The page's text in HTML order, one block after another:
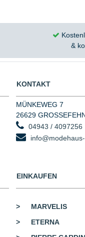
&
KONTAKT
MÜNKEWEG 7
26629 GROSSEFEHN
04943 / 4097256
EINKAUFEN
>
MARVELIS
>
ETERNA